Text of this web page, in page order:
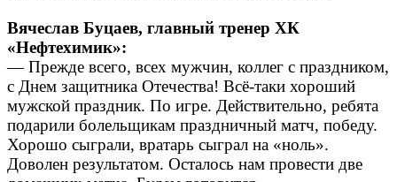
Вячеслав Буцаев, главный тренер ХК
«Нефтехимик»:
— Прежде всего, всех мужчин, коллег с праздником,
с Днем защитника Отечества! Всё-таки хороший
мужской праздник. По игре. Действительно, ребята
подарили болельщикам праздничный матч, победу.
Хорошо сыграли, вратарь сыграл на «ноль».
Доволен результатом. Осталось нам провести две